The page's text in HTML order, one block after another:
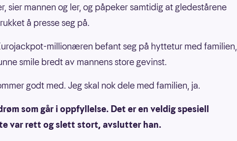
sier mannen og ler, og påpeker samtidig at gledestårene
å presse seg på.
millionæren befant seg på hyttetur med familien,
smile bredt av mannens store gevinst.
godt med. Jeg skal nok dele med familien, ja.
som går i oppfyllelse. Det er en veldig spesiell
var rett og slett stort, avslutter han.